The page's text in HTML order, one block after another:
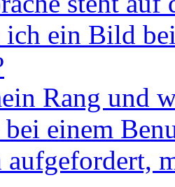
ein Bild
Rang und
bei einem
aufgefordert,